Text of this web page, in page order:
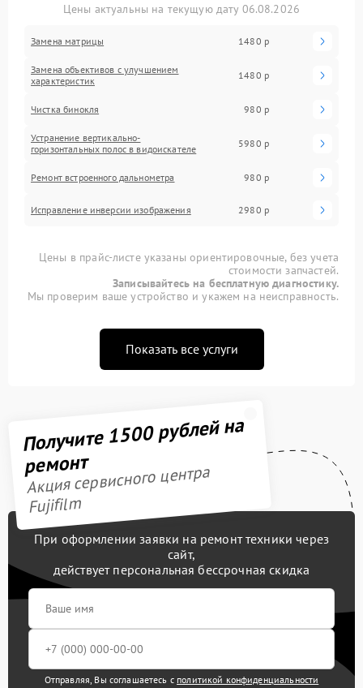
Цены актуальны на текущую дату 06.08.2026
Замена матрицы 1480 р
Замена объективов с улучшением
характеристик
1480 р
Чистка бинокля 980 р
Устранение вертикально-
горизонтальных полос в видоискателе
5980 р
Ремонт встроенного дальнометра 980 р
Исправление инверсии изображения 2980 р
Цены в прайс-листе указаны ориентировочные, без учета
стоимости запчастей.
Записывайтесь на бесплатную диагностику.
Мы проверим ваше устройство и укажем на неисправность.
Показать все услуги
Получите 1500 рублей на
ремонт
Акция сервисного центра
Fujifilm
При оформлении заявки на ремонт техники через
сайт,
действует персональная бессрочная скидка
Отправляя, Вы соглашаетесь с политикой конфиденциальности